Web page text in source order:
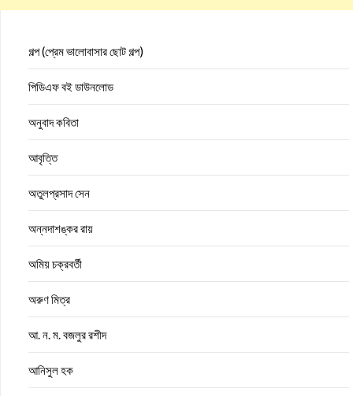
গল্প (প্রেম ভালোবাসার ছোট গল্প)
পিডিএফ বই ডাউনলোড
অনুবাদ কবিতা
আবৃত্তি
অতুলপ্রসাদ সেন
অন্নদাশঙ্কর রায়
অমিয় চক্রবর্তী
অরুণ মিত্র
আ. ন. ম. বজলুর রশীদ
আনিসুল হক